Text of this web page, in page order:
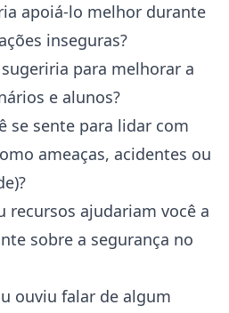
apoiá-lo melhor durante
inseguras?
para melhorar a
e alunos?
se sente para lidar com
ameaças, acidentes ou
recursos ajudariam você a
sobre a segurança no
ouviu falar de algum